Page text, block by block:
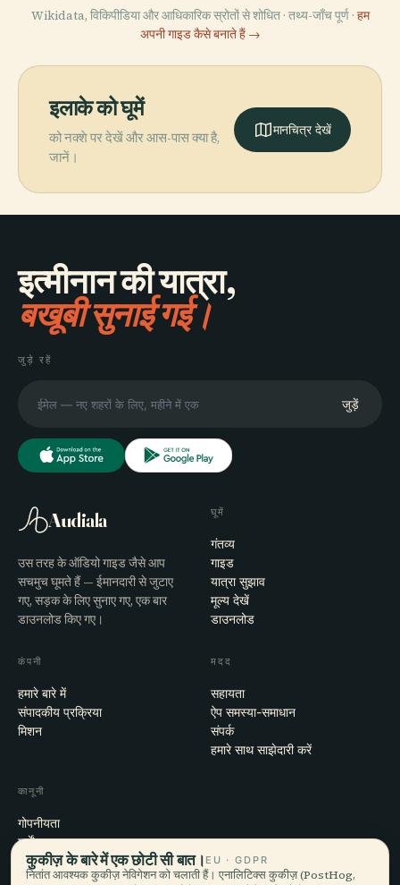
Wikidata, विकिपीडिया और आधिकारिक स्रोतों से शोधित · तथ्य-जाँच पूर्ण · हम
अपनी गाइड कैसे बनाते हैं →
इलाके को घूमें
को नक्शे पर देखें और आस-पास क्या है,
जानें।
मानचित्र देखें
इत्मीनान की यात्रा,
बखूबी सुनाई गई।
जुड़े रहें
जुड़ें
Audiala
उस तरह के ऑडियो गाइड जैसे आप
सचमुच घूमते हैं — ईमानदारी से जुटाए
गए, सड़क के लिए सुनाए गए, एक बार
डाउनलोड किए गए।
घूमें
गंतव्य
गाइड
यात्रा सुझाव
मूल्य देखें
डाउनलोड
कंपनी
हमारे बारे में
संपादकीय प्रक्रिया
मिशन
मदद
सहायता
ऐप समस्या-समाधान
संपर्क
हमारे साथ साझेदारी करें
कानूनी
गोपनीयता
शर्तें
कुकी सेटिंग्स
खाता हटाएँ
कुकीज़ के बारे में एक छोटी सी बात। EU · GDPR
नितांत आवश्यक कुकीज़ नेविगेशन को चलाती हैं। एनालिटिक्स कुकीज़ (PostHog,